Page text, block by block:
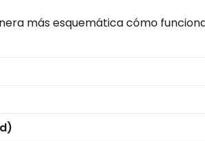
más esquemática cómo